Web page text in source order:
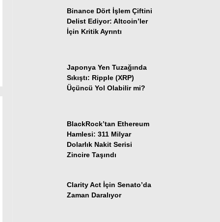
Stablecoin Haberleri
Facebook
Instagram
Binance Dört İşlem Çiftini
Delist Ediyor: Altcoin’ler
İçin Kritik Ayrıntı
Japonya Yen Tuzağında
Sıkıştı: Ripple (XRP)
Üçüncü Yol Olabilir mi?
BlackRock’tan Ethereum
Hamlesi: 311 Milyar
Dolarlık Nakit Serisi
Zincire Taşındı
Clarity Act İçin Senato’da
Zaman Daralıyor